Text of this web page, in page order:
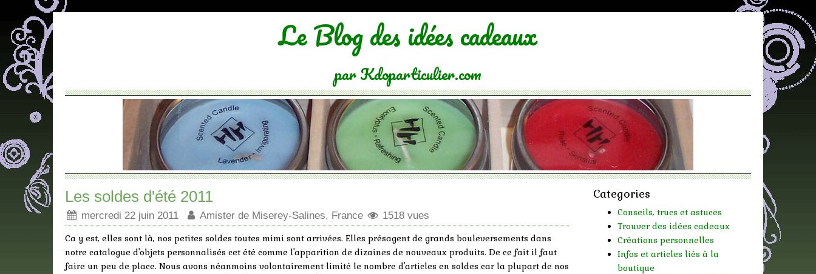
Le Blog des idées cadeaux
par Kdoparticulier.com
Les soldes d'été 2011
mercredi 22 juin 2011 Amister de Miserey-Salines, France 1518 vues
Ca y est, elles sont là, nos petites soldes toutes mimi sont arrivées. Elles présagent de grands bouleversements dans
notre catalogue d'objets personnalisés cet été comme l'apparition de dizaines de nouveaux produits. De ce fait il faut
faire un peu de place. Nous avons néanmoins volontairement limité le nombre d'articles en soldes car la plupart de nos
Categories
Conseils, trucs et astuces
Trouver des idées cadeaux
Créations personnelles
Infos et articles liés à la
boutique